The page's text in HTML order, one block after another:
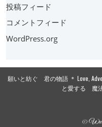
投稿フィード
コメントフィード
WordPress.org
願いと紡ぐ 君の物語 ＊ Love,
と愛する 魔
©